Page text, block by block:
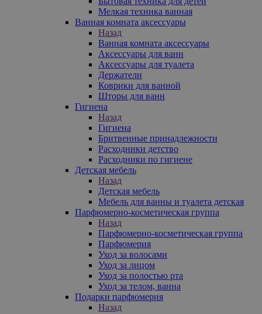
Мелкая техника ванная
Ванная комната аксессуары
Назад
Ванная комната аксессуары
Аксессуары для ванн
Аксессуары для туалета
Держатели
Коврики для ванной
Шторы для ванн
Гигиена
Назад
Гигиена
Бритвенные принадлежности
Расходники детство
Расходники по гигиене
Детская мебель
Назад
Детская мебель
Мебель для ванны и туалета детская
Парфюмерно-косметическая группа
Назад
Парфюмерно-косметическая группа
Парфюмерия
Уход за волосами
Уход за лицом
Уход за полостью рта
Уход за телом, ванна
Подарки парфюмерия
Назад